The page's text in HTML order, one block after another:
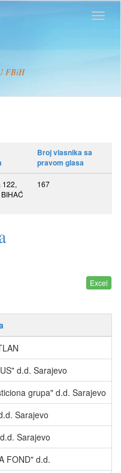
FBiH
Broj vlasnika sa
pravom glasa
122,
167
d.d. Sarajevo
grupa" d.d. Sarajevo
Sarajevo
Sarajevo
FOND" d.d.